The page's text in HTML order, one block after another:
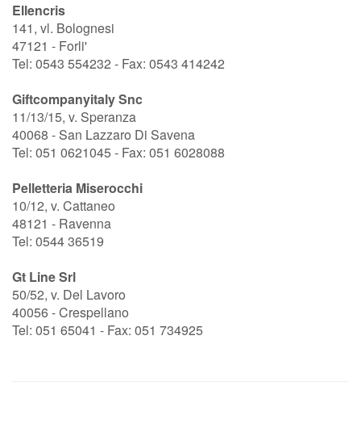
Ellencris
141, vl. Bolognesi
47121 - Forli'
Tel: 0543 554232 - Fax: 0543 414242
Giftcompanyitaly Snc
11/13/15, v. Speranza
40068 - San Lazzaro Di Savena
Tel: 051 0621045 - Fax: 051 6028088
Pelletteria Miserocchi
10/12, v. Cattaneo
48121 - Ravenna
Tel: 0544 36519
Gt Line Srl
50/52, v. Del Lavoro
40056 - Crespellano
Tel: 051 65041 - Fax: 051 734925